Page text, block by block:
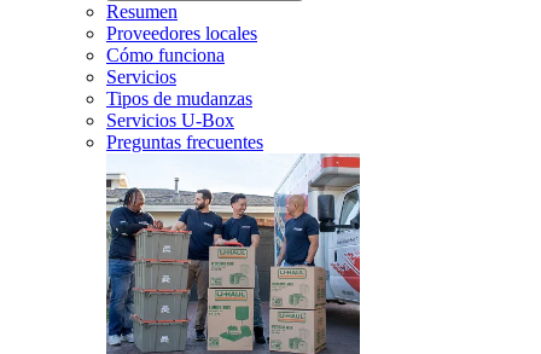
Resumen
Proveedores locales
Cómo funciona
Servicios
Tipos de mudanzas
Servicios U-Box
Preguntas frecuentes